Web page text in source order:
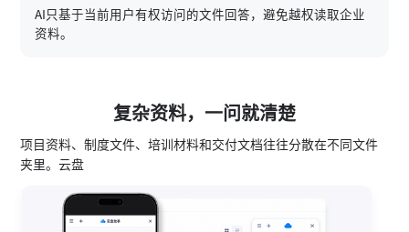
AI只基于当前用户有权访问的文件回答，避免越权读取企业
资料。
复杂资料，一问就清楚
项目资料、制度文件、培训材料和交付文档往往分散在不同文件
夹里。云盘